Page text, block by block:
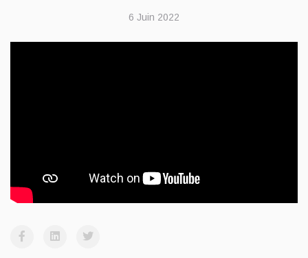
6 Juin 2022